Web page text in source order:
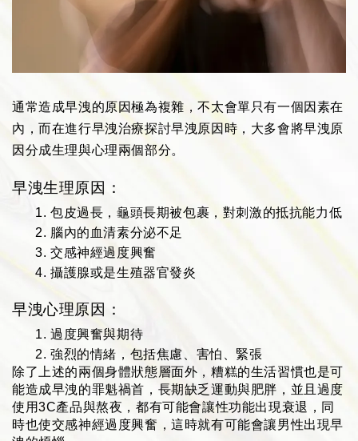
通常造成早洩的原因極為複雜，不太會單只有一個因素在
內，而在進行早洩治療探討早洩原因時，大多會將早洩原
因分成生理與心理兩個部分。
早洩生理原因：
包皮過長，龜頭長期被包裹，對刺激的抵抗能力低
腦內的血清素分泌不足
交感神經過度興奮
攝護腺或是生殖器官發炎
早洩心理原因：
過度興奮與期待
強烈的情緒，包括焦慮、害怕、緊張
除了上述的兩個身體狀態層面外，糟糕的生活習慣也是可
能造成早洩的罪魁禍首，長期缺乏運動與肥胖，並且過度
使用3C產品與熬夜，都有可能會讓性功能出現衰退，同
時也使交感神經過度興奮，這時就有可能會讓男性出現早